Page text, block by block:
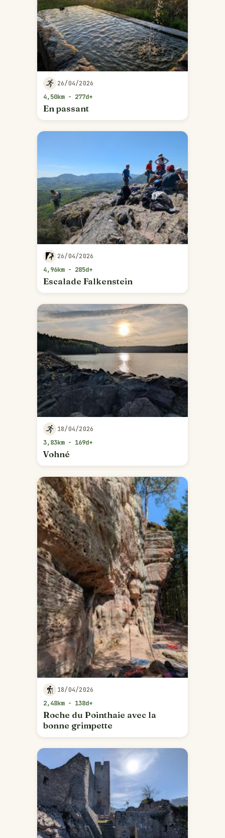
26/04/2026
4,50km - 277d+
En passant
26/04/2026
4,96km - 285d+
Escalade Falkenstein
18/04/2026
3,83km - 169d+
Vohné
18/04/2026
2,48km - 138d+
Roche du Pointhaie avec la
bonne grimpette